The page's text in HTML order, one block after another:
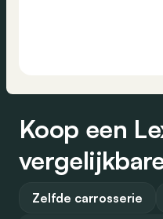
Koop een
Zelfde carrosserie